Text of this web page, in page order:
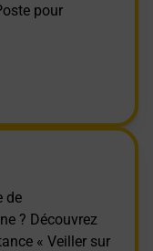
pour
de
? Découvrez
« Veiller sur